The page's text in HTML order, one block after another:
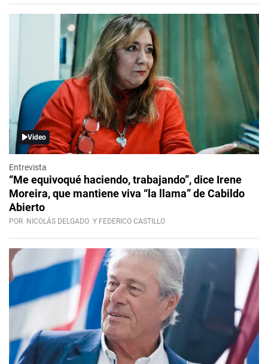
Video
Entrevista
“Me equivoqué haciendo, trabajando”, dice Irene
Moreira, que mantiene viva “la llama” de Cabildo
Abierto
POR NICOLÁS DELGADO Y FEDERICO CASTILLO